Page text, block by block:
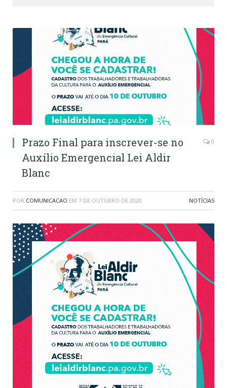
Prazo Final para inscrever-se no
Auxílio Emergencial Lei Aldir
Blanc
0
POR COMUNICACAO EM 7 DE OUTUBRO DE 2020 NOTÍCIAS